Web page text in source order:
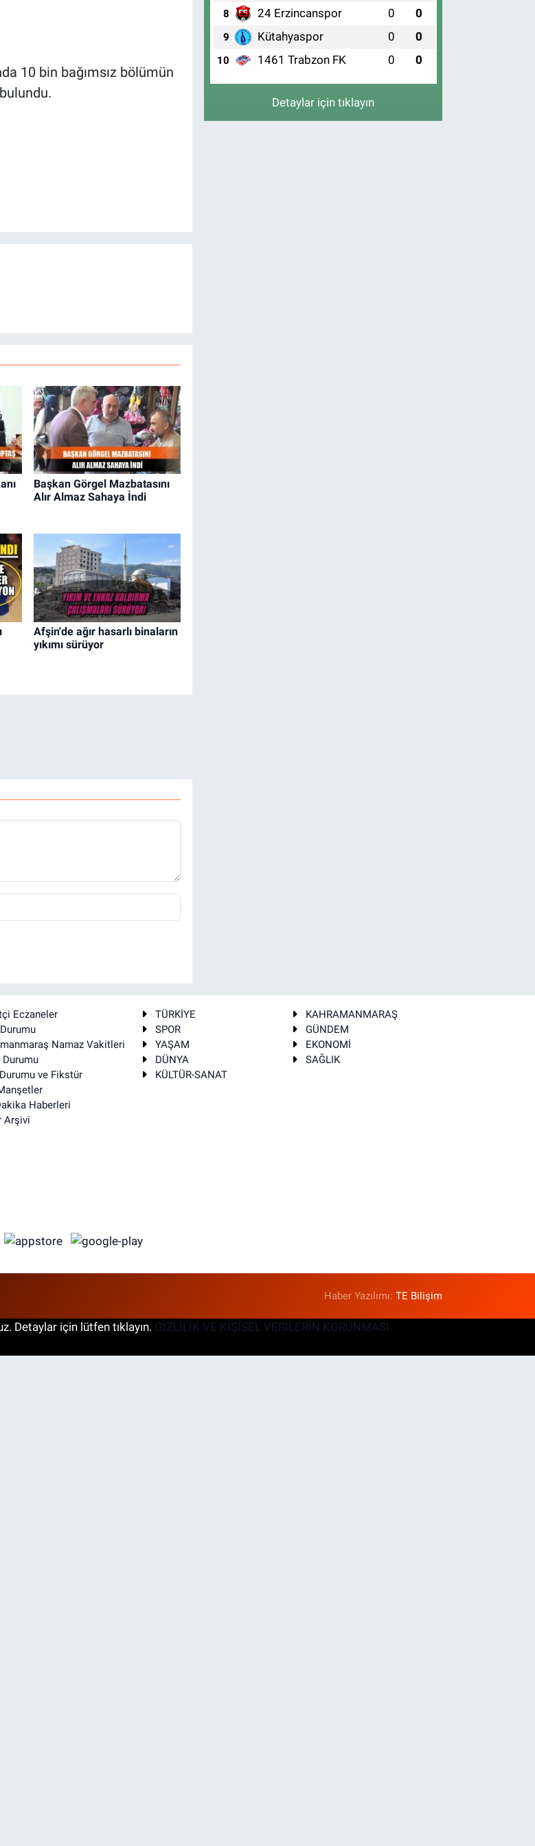
10 bin bağımsız bölümün
Başkan Görgel Mazbatasını
Alır Almaz Sahaya İndi
Afşin'de ağır hasarlı binaların
yıkımı sürüyor
8 24 Erzincanspor 0 0
9 Kütahyaspor 0 0
10 1461 Trabzon FK 0 0
Detaylar için tıklayın
Eczaneler
Namaz Vakitleri
ve Fikstür
Haberleri
Arşivi
TÜRKİYE
KAHRAMANMARAŞ
SPOR
GÜNDEM
YAŞAM
EKONOMİ
DÜNYA
SAĞLIK
KÜLTÜR-SANAT
Haber Yazılımı:TE Bilişim
Detaylar için lütfen tıklayın. GİZLİLİK VE KİŞİSEL VERİLERİN KORUNMASI